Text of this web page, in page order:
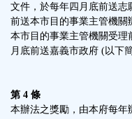
文件，於每年四月底前送
前送本市目的事業主管機關
本市目的事業主管機關受
月底前送嘉義市政府 (以下
第 4 條
本辦法之獎勵，由本府每年